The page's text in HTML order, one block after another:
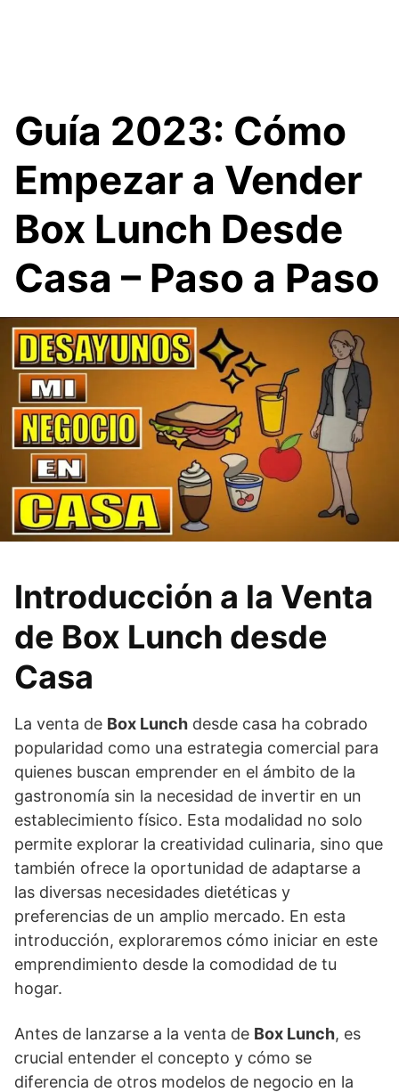
Guía 2023: Cómo
Empezar a Vender
Box Lunch Desde
Casa – Paso a Paso
Introducción a la Venta
de Box Lunch desde
Casa
La venta de Box Lunch desde casa ha cobrado
popularidad como una estrategia comercial para
quienes buscan emprender en el ámbito de la
gastronomía sin la necesidad de invertir en un
establecimiento físico. Esta modalidad no solo
permite explorar la creatividad culinaria, sino que
también ofrece la oportunidad de adaptarse a
las diversas necesidades dietéticas y
preferencias de un amplio mercado. En esta
introducción, exploraremos cómo iniciar en este
emprendimiento desde la comodidad de tu
hogar.
Antes de lanzarse a la venta de Box Lunch, es
crucial entender el concepto y cómo se
diferencia de otros modelos de negocio en la